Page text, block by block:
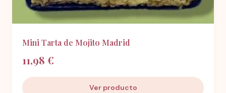
Mini Tarta de Mojito Madrid
11,98 €
Ver producto